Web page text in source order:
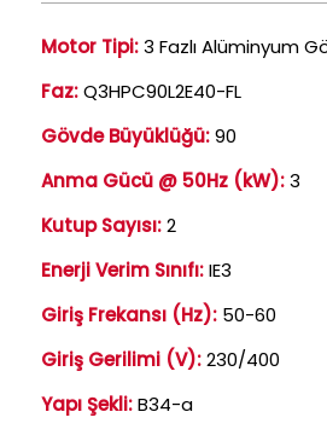
Motor Tipi:3 Fazlı Alüminyum
Faz:Q3HPC90L2E40-FL
Gövde Büyüklüğü:90
Anma Gücü @ 50Hz (kW):3
Kutup Sayısı:2
Enerji Verim Sınıfı:IE3
Giriş Frekansı (Hz): 50-60
Giriş Gerilimi (V):230/400
Yapı Şekli:B34-a